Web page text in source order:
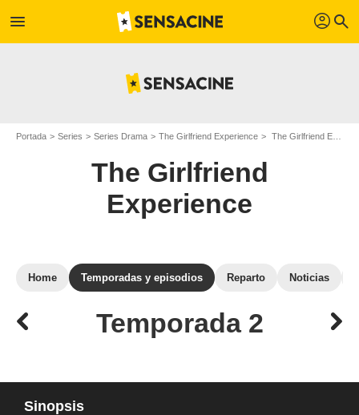
menu profil search
Portada Series Series Drama The Girlfriend Experience The Girlfriend Experience: episodios de la temporada 2
The Girlfriend
Experience
Home Temporadas y episodios Reparto Noticias
Temporada 2
Sinopsis